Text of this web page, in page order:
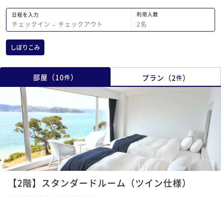
日程を入力
チェックイン − チェックアウト
利用人数
2名
しぼりこみ
部屋 （10件） プラン （2件）
【2階】スタンダードルーム（ツイン仕様）